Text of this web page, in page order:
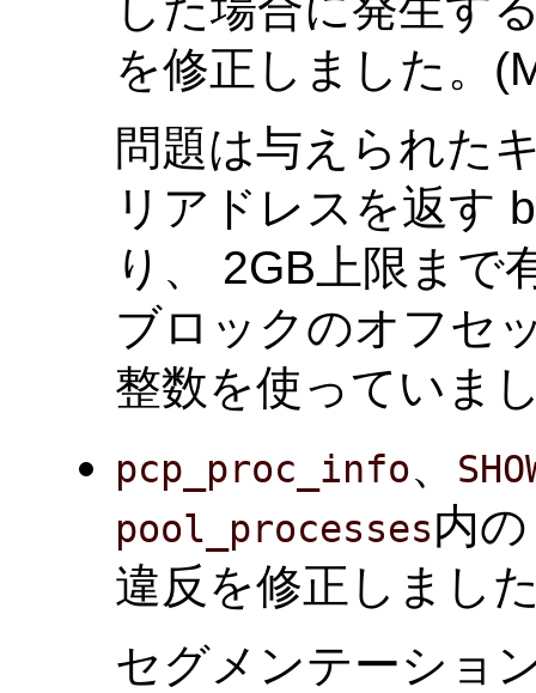
を修正しました。
問題は与えられた
リアドレスを返す
り、 2GB上限まで
ブロックのオフセ
整数を使っていま
pcp_proc_info、
pool_processes内
違反を修正しまし
セグメンテーショ